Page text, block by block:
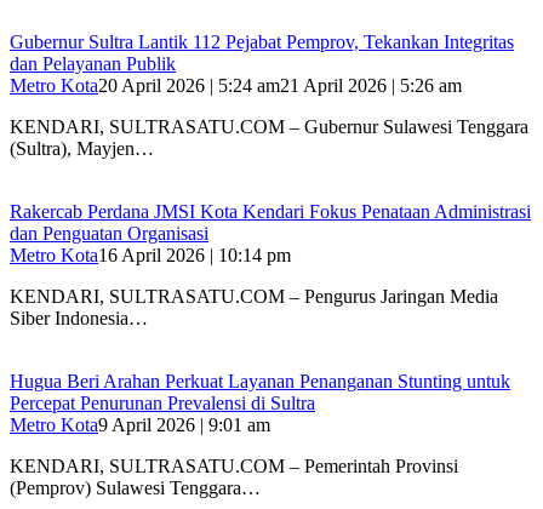
Gubernur Sultra Lantik 112 Pejabat Pemprov, Tekankan Integritas
dan Pelayanan Publik
Metro Kota20 April 2026 | 5:24 am21 April 2026 | 5:26 am
KENDARI, SULTRASATU.COM – Gubernur Sulawesi Tenggara
(Sultra), Mayjen…
Rakercab Perdana JMSI Kota Kendari Fokus Penataan Administrasi
dan Penguatan Organisasi
Metro Kota16 April 2026 | 10:14 pm
KENDARI, SULTRASATU.COM – Pengurus Jaringan Media
Siber Indonesia…
Hugua Beri Arahan Perkuat Layanan Penanganan Stunting untuk
Percepat Penurunan Prevalensi di Sultra
Metro Kota9 April 2026 | 9:01 am
KENDARI, SULTRASATU.COM – Pemerintah Provinsi
(Pemprov) Sulawesi Tenggara…